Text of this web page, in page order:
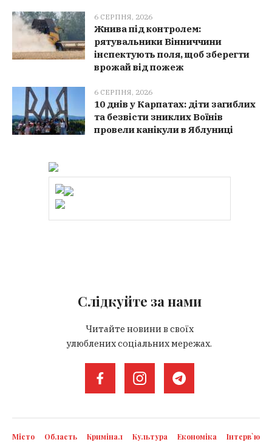
6 СЕРПНЯ, 2026
Жнива під контролем:
рятувальники Вінниччини
інспектують поля, щоб зберегти
врожай від пожеж
6 СЕРПНЯ, 2026
10 днів у Карпатах: діти загиблих
та безвісти зниклих Воїнів
провели канікули в Яблуниці
Слідкуйте за нами
Читайте новини в своїх
улюблених соціальних мережах.
Місто Область Кримінал Культура Економіка Інтерв`ю